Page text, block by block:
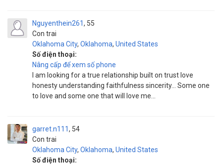
Nguyenthein261
Con trai
55
Oklahoma City, Oklahoma, United States
Số điện thoại:
Nâng cấp để xem số phone
I am looking for a true relationship built on trust love
honesty understanding faithfulness sincerity... Some one
to love and some one that will love me...
garret.n111
Con trai
54
Oklahoma City, Oklahoma, United States
Số điện thoại: